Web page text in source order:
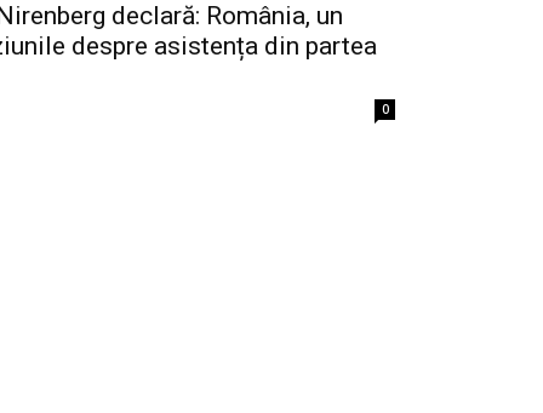
declară: România, un
despre asistența din partea
0